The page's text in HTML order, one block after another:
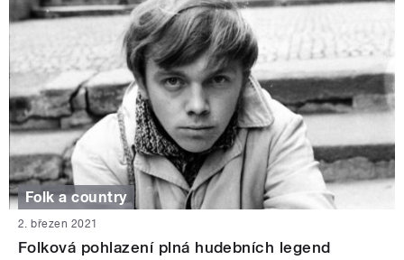
Folk a country
2. březen 2021
Folková pohlazení plná hudebních legend